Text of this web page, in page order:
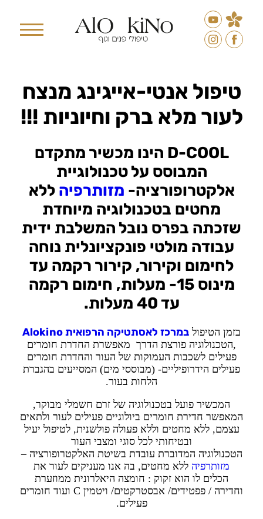
D-COOL המכשיר המתקדם
טיפול אנטי-אייגינג מנצח
לעור מלא ברק וחיוניות !!!
D-COOL הינו מכשיר מתקדם
המבוסס על טכנולוגיית
אלקטרופורציה- מזותרפיה ללא
מחטים בטכנולוגיה מיוחדת
שזכתה בפרס נובל המשלבת ידית
עבודה מולטי פונקציונלית נוחה
לחימום וקירור, קירור רקמה עד
מינוס 15- מעלות, חימום רקמה
עד 40 מעלות.
בזמן הטיפול במרכז לאסתטיקה הרפואית Alokino
,הטכנולוגיה פורצת הדרך מאפשרת החדרת חומרים
פעילים לשכבות העמוקות של העור והחדרת חומרים
פעילים הידרופיליים- (מבוססי מים) המסייעים בהגברת
הלחות בעור.
המכשיר פועל בטכנולוגיה של זרם חשמלי מבוקר,
המאפשר חדירת חומרים ביולוגיים פעילים לעור ולתאים
עצמם, ללא מחטים וללא פעולה פולשנית, לטיפול יעיל
ובטיחותי לכל סוגי ומצבי העור
הטכנולוגיה המדוברת עובדת בשיטת האלקטרופורציה –
מזותרפיה ללא מחטים, בה אנו מעניקים לעור את
הכלים לו הוא זקוק : חומצה היאלרונית ממוזערת
וחדירה / פפטידים/ אבסטרקטים/ ויטמין C ועוד חומרים
פעילים.